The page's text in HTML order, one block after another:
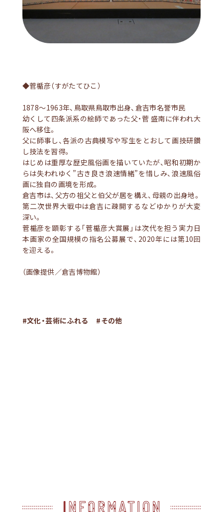
◆菅楯彦（すがたてひこ）
1878～1963年、鳥取県鳥取市出身、倉吉市名誉市民
幼くして四条派系の絵師であった父・菅 盛南に伴われ大
阪へ移住。
父に師事し、各派の古典模写や写生をとおして画技研鑽
し技法を習得。
はじめは重厚な歴史風俗画を描いていたが、昭和初期か
らは失われゆく”古き良き浪速情緒”を惜しみ、浪速風俗
画に独自の画境を形成。
倉吉市は、父方の祖父と伯父が居を構え、母親の出身地。
第二次世界大戦中は倉吉に疎開するなどゆかりが大変
深い。
菅楯彦を顕彰する「菅楯彦大賞展」は次代を担う実力日
本画家の全国規模の指名公募展で、2020年には第10回
を迎える。
（画像提供／倉吉博物館）
#文化・芸術にふれる #その他